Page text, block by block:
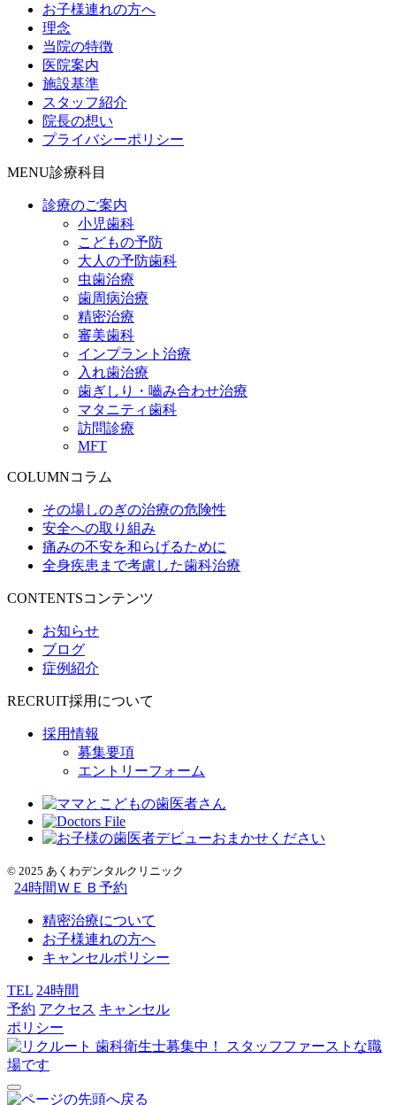
お子様連れの方へ
理念
当院の特徴
医院案内
施設基準
スタッフ紹介
院長の想い
プライバシーポリシー
MENU診療科目
診療のご案内
小児歯科
こどもの予防
大人の予防歯科
虫歯治療
歯周病治療
精密治療
審美歯科
インプラント治療
入れ歯治療
歯ぎしり・嚙み合わせ治療
マタニティ歯科
訪問診療
MFT
COLUMNコラム
その場しのぎの治療の危険性
安全への取り組み
痛みの不安を和らげるために
全身疾患まで考慮した歯科治療
CONTENTSコンテンツ
お知らせ
ブログ
症例紹介
RECRUIT採用について
採用情報
募集要項
エントリーフォーム
© 2025 あくわデンタルクリニック
24時間ＷＥＢ予約
精密治療について
お子様連れの方へ
キャンセルポリシー
TEL 24時間
予約 アクセス キャンセル
ポリシー